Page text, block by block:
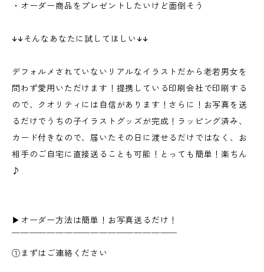
・オーダー商品をプレゼントしたいけど面倒そう
↓↓そんなあなたに試してほしい↓↓
デフォルメされていないリアルなイラストだから老若男女を
問わず愛用いただけます！提携している印刷会社で印刷する
ので、クオリティには自信があります！さらに！お写真を送
るだけでうちの子イラストグッズが完成！ラッピング済み、
カード付きなので、届いたその日に渡せるだけではなく、お
相手のご自宅に直接送ることも可能！とっても簡単！楽ちん
♪
▶︎オーダー方法は簡単！お写真送るだけ！
￣￣￣￣￣￣￣￣￣￣￣￣￣￣￣￣￣￣￣
①まずはご連絡ください